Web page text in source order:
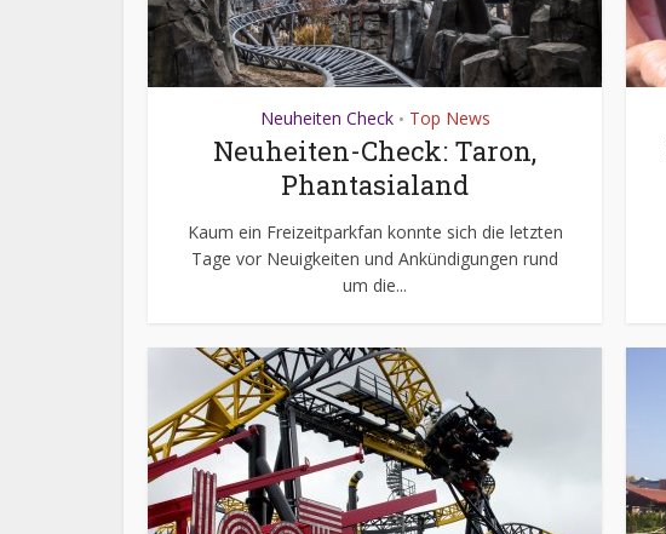
Neuheiten Check • Top News
Neuheiten-Check: Taron,
Phantasialand
Kaum ein Freizeitparkfan konnte sich die letzten
Tage vor Neuigkeiten und Ankündigungen rund
um die...